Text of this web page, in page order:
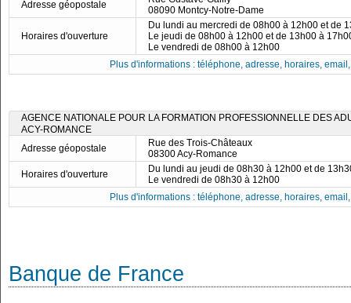
Adresse géopostale
08090 Montcy-Notre-Dame
Horaires d'ouverture
Du lundi au mercredi de 08h00 à 12h00 et de
Le jeudi de 08h00 à 12h00 et de 13h00 à
Le vendredi de 08h00 à 12h00
Plus d'informations : téléphone, adresse, horaires,
AGENCE NATIONALE POUR LA FORMATION PROFESSIONNELLE DES
ACY-ROMANCE
Adresse géopostale
Rue des Trois-Châteaux
08300 Acy-Romance
Horaires d'ouverture
Du lundi au jeudi de 08h30 à 12h00 et de
Le vendredi de 08h30 à 12h00
Plus d'informations : téléphone, adresse, horaires,
Banque de France